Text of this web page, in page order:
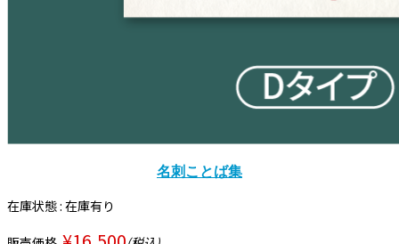
名刺ことば集
在庫状態 : 在庫有り